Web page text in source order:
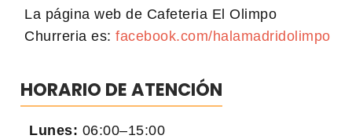
La página web de Cafeteria El Olimpo
Churreria es: facebook.com/halamadridolimpo
HORARIO DE ATENCIÓN
Lunes: 06:00–15:00